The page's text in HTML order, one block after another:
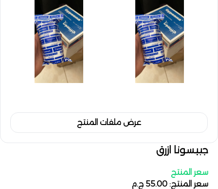
عرض ملفات المنتج
جيبسونا ازرق
سعر المنتج
سعر المنتج: 55.00 ج.م